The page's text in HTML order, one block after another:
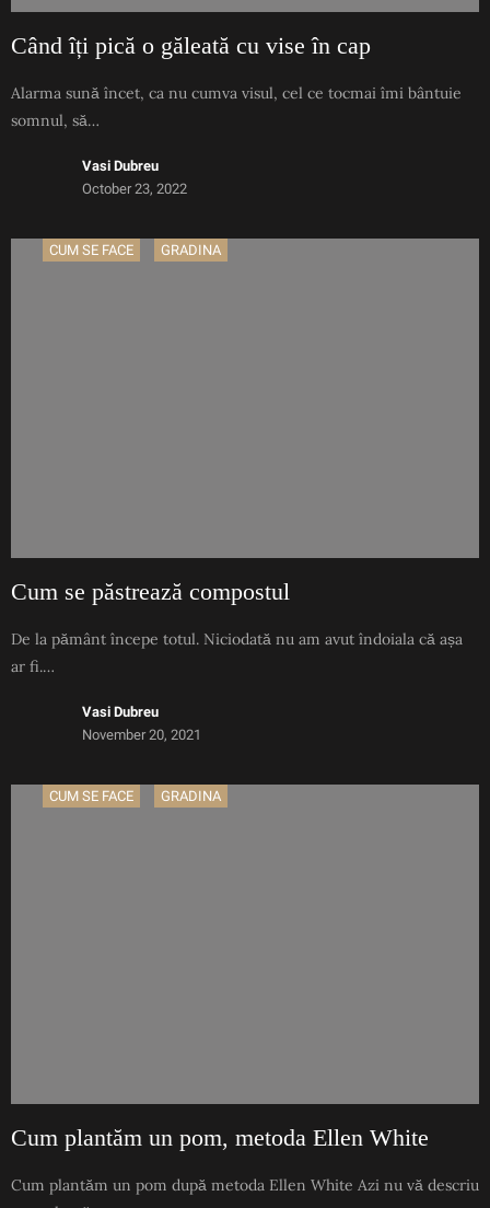
Când îți pică o găleată cu vise în cap
Alarma sună încet, ca nu cumva visul, cel ce tocmai îmi bântuie
somnul, să…
Vasi Dubreu
October 23, 2022
CUM SE FACE GRADINA
Cum se păstrează compostul
De la pământ începe totul. Niciodată nu am avut îndoiala că așa
ar fi.…
Vasi Dubreu
November 20, 2021
CUM SE FACE GRADINA
Cum plantăm un pom, metoda Ellen White
Cum plantăm un pom după metoda Ellen White Azi nu vă descriu